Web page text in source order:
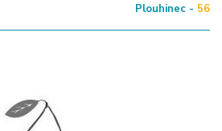
Plouhinec - 56